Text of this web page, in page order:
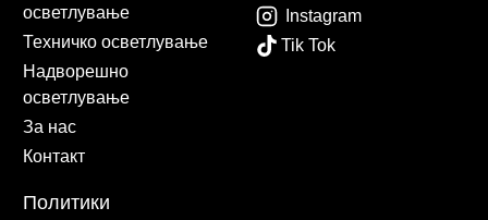
осветлување
Техничко осветлување
Надворешно
осветлување
За нас
Контакт
Политики
Instagram
Tik Tok